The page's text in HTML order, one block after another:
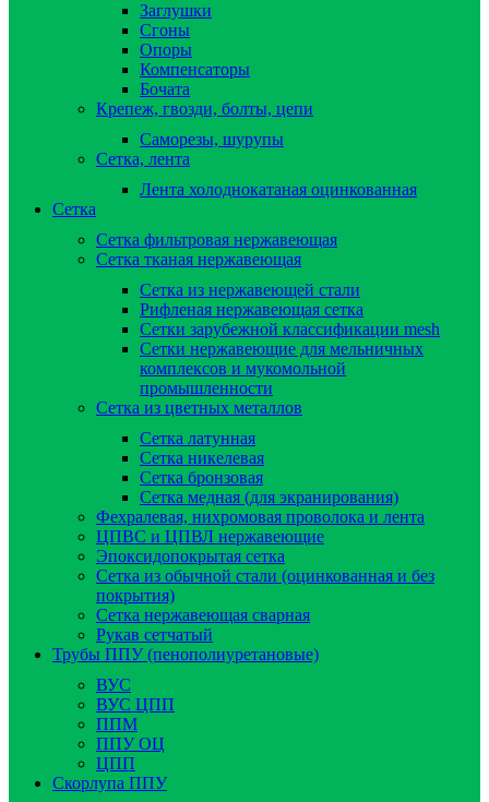
Заглушки
Сгоны
Опоры
Компенсаторы
Бочата
Крепеж, гвозди, болты, цепи
Саморезы, шурупы
Сетка, лента
Лента холоднокатаная оцинкованная
Сетка
Сетка фильтровая нержавеющая
Сетка тканая нержавеющая
Сетка из нержавеющей стали
Рифленая нержавеющая сетка
Сетки зарубежной классификации mesh
Сетки нержавеющие для мельничных
комплексов и мукомольной
промышленности
Сетка из цветных металлов
Сетка латунная
Сетка никелевая
Сетка бронзовая
Сетка медная (для экранирования)
Фехралевая, нихромовая проволока и лента
ЦПВС и ЦПВЛ нержавеющие
Эпоксидопокрытая сетка
Сетка из обычной стали (оцинкованная и без
покрытия)
Сетка нержавеющая сварная
Рукав сетчатый
Трубы ППУ (пенополиуретановые)
ВУС
ВУС ЦПП
ППМ
ППУ ОЦ
ЦПП
Скорлупа ППУ